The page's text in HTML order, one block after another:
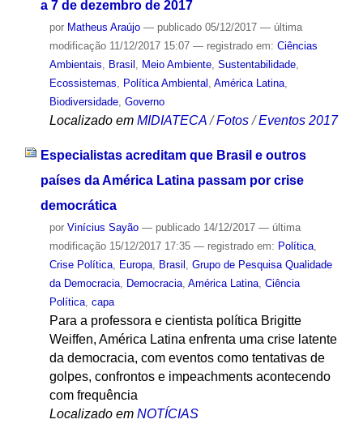
a 7 de dezembro de 2017
por Matheus Araújo — publicado05/12/2017 — última
modificação11/12/2017 15:07 — registrado em: Ciências
Ambientais
Brasil Meio Ambiente, Sustentabilidade,
Ecossistemas
Política Ambiental América Latina,
Biodiversidade, Governo
Localizado em MIDIATECA /Fotos /Eventos 2017
Especialistas acreditam que Brasil e outros
países da América Latina passam por crise
democrática
por Vinícius Sayão — publicado14/12/2017 — última
modificação15/12/2017 17:35 — registrado em: Política,
Crise Política, Europa, Brasil Grupo de Pesquisa Qualidade
da Democracia, Democracia, América Latina, Ciência
Política, capa
Para a professora e cientista política Brigitte
Weiffen, América Latina enfrenta uma crise latente
da democracia, com eventos como tentativas de
golpes, confrontos e impeachments acontecendo
com frequência
Localizado em NOTÍCIAS